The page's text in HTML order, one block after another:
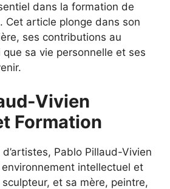
dans la formation de
Cet article plonge dans son
ses contributions au
que sa vie personnelle et ses
Vivien
Formation
d’artistes, Pablo Pillaud-Vivien
intellectuel et
et sa mère, peintre,